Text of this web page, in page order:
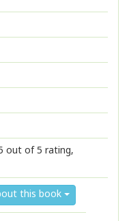
out of 5 rating,
this book